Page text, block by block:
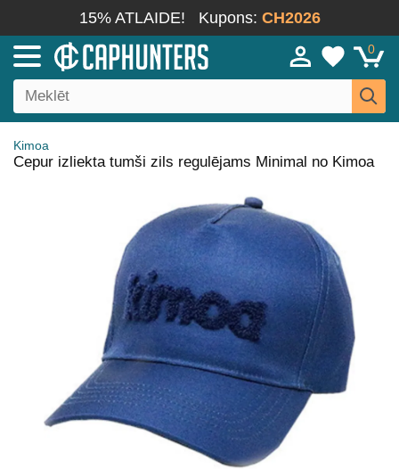
15% ATLAIDE! Kupons: CH2026
0
Kimoa
Cepur izliekta tumši zils regulējams Minimal no Kimoa